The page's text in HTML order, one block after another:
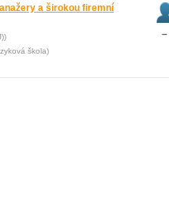
a širokou firemní
škola)
–